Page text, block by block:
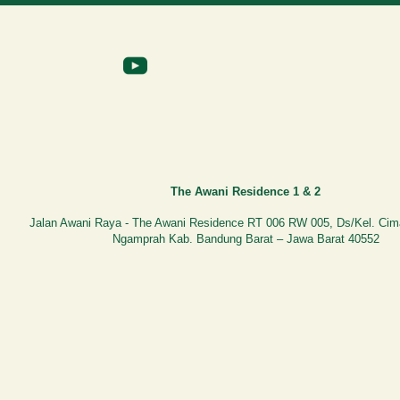
The Awani Residence 1 & 2
Jalan Awani Raya - The Awani Residence RT 006 RW 005, Ds/Kel.
Ngamprah Kab. Bandung Barat – Jawa Barat 40552